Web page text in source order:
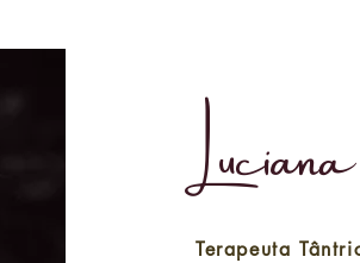
Terapeuta